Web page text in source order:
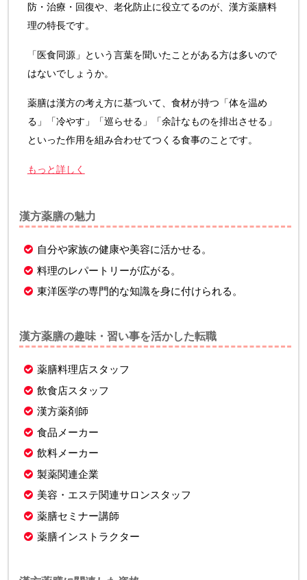
防・治療・回復や、老化防止に役立てるのが、漢方薬膳料
理の特長です。
「医食同源」という言葉を聞いたことがある方は多いので
はないでしょうか。
薬膳は漢方の考え方に基づいて、食材が持つ「体を温め
る」「冷やす」「巡らせる」「余計なものを排出させる」
といった作用を組み合わせてつくる食事のことです。
もっと詳しく
漢方薬膳の魅力
自分や家族の健康や美容に活かせる。
料理のレパートリーが広がる。
東洋医学の専門的な知識を身に付けられる。
漢方薬膳の趣味・習い事を活かした転職
薬膳料理店スタッフ
飲食店スタッフ
漢方薬剤師
食品メーカー
飲料メーカー
製薬関連企業
美容・エステ関連サロンスタッフ
薬膳セミナー講師
薬膳インストラクター